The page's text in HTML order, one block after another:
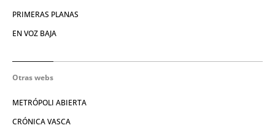
PRIMERAS PLANAS
EN VOZ BAJA
Otras webs
METRÓPOLI ABIERTA
CRÓNICA VASCA